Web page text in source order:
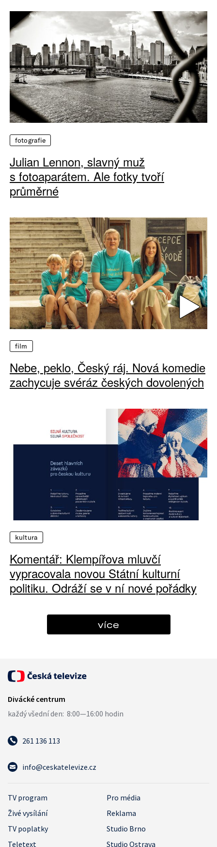
fotografie
Julian Lennon, slavný muž
s fotoaparátem. Ale fotky tvoří
průměrné
film
Nebe, peklo, Český ráj. Nová komedie
zachycuje svéráz českých dovolených
kultura
Komentář: Klempířova mluvčí
vypracovala novou Státní kulturní
politiku. Odráží se v ní nové pořádky
více
261 136 113
info@ceskatelevize.cz
TV program
Pro média
Živé vysílání
Reklama
TV poplatky
Studio Brno
Teletext
Studio Ostrava